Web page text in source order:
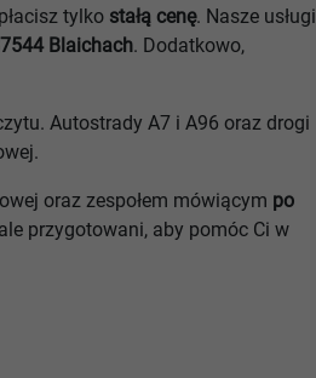
tylko stałą cenę. Nasze usługi
Blaichach. Dodatkowo,
Autostrady A7 i A96 oraz drogi
oraz zespołem mówiącym po
przygotowani, aby pomóc Ci w